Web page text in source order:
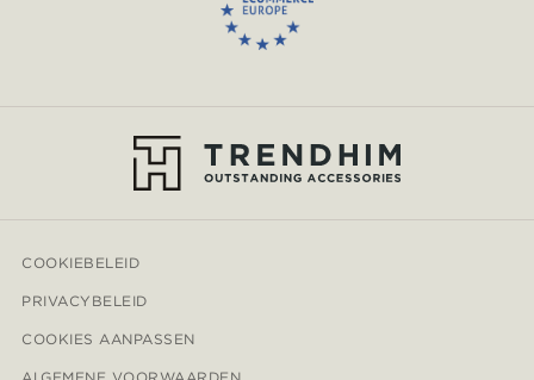
COOKIEBELEID
PRIVACYBELEID
COOKIES AANPASSEN